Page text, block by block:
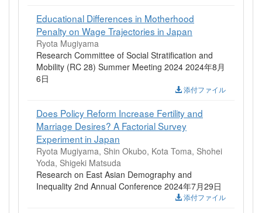
Educational Differences in Motherhood
Penalty on Wage Trajectories in Japan
Ryota Mugiyama
Research Committee of Social Stratification and
Mobility (RC 28) Summer Meeting 2024 2024年8月
6日
添付ファイル
Does Policy Reform Increase Fertility and
Marriage Desires? A Factorial Survey
Experiment in Japan
Ryota Mugiyama, Shin Okubo, Kota Toma, Shohei
Yoda, Shigeki Matsuda
Research on East Asian Demography and
Inequality 2nd Annual Conference 2024年7月29日
添付ファイル